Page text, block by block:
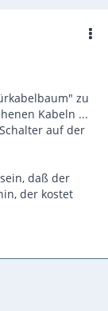
zu
Kabeln ...
auf der
daß der
der kostet